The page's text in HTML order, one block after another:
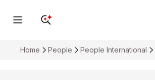
Home People People International